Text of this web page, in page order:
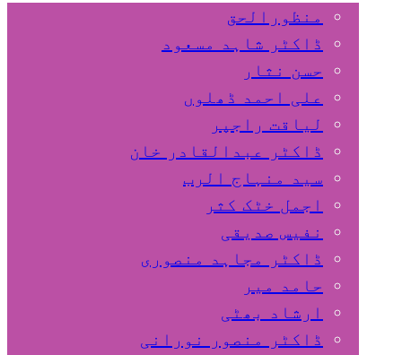
منظورالحق
ڈاکٹر شاہد مسعود
حسن نثار
علی احمد ڈھلوں
لیاقت راجپر
ڈاکٹر عبدالقادر خان
سید منہاج الرب
اجمل خٹک کثر
نفیس صدیقی
ڈاکٹر مجاہد منصوری
حامد میر
ارشاد بھٹی
ڈاکٹر منصور نورانی